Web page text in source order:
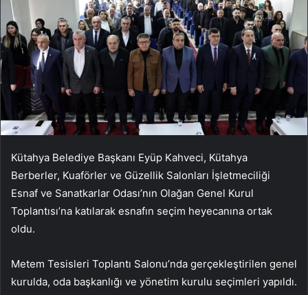
Kütahya Belediye Başkanı Eyüp Kahveci, Kütahya
Berberler, Kuaförler ve Güzellik Salonları İşletmeciliği
Esnaf ve Sanatkarlar Odası’nın Olağan Genel Kurul
Toplantısı’na katılarak esnafın seçim heyecanına ortak
oldu.
Metem Tesisleri Toplantı Salonu’nda gerçekleştirilen genel
kurulda, oda başkanlığı ve yönetim kurulu seçimleri yapıldı.